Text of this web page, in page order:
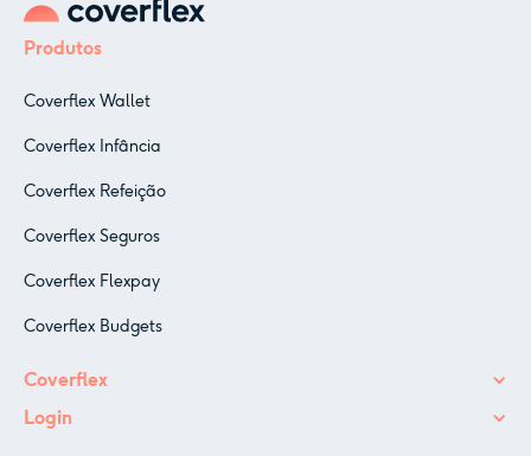
Produtos
Coverflex Wallet
Coverflex Infância
Coverflex Refeição
Coverflex Seguros
Coverflex Flexpay
Coverflex Budgets
Coverflex
Login